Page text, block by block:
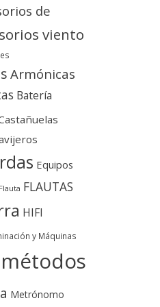
de
viento
Armónicas
Batería
Equipos
Flauta FLAUTAS
HIFI
y Máquinas
Metrónomo